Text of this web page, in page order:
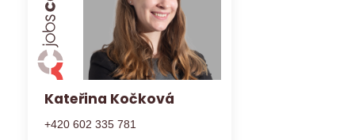
Kateřina Kočková
+420 602 335 781